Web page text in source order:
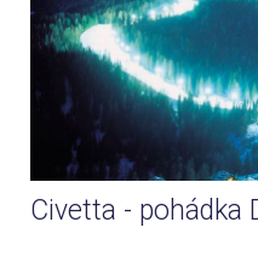
Civetta - pohádka